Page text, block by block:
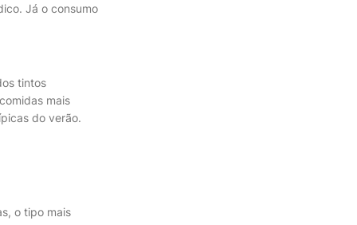
Já o consumo
tintos
mais
do verão.
o tipo mais